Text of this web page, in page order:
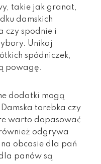
takie jak granat,
damskich
czy spodnie i
Unikaj
spódniczek,
powagę.
dodatki mogą
torebka czy
warto dopasować
odgrywa
obcasie dla pań
panów są